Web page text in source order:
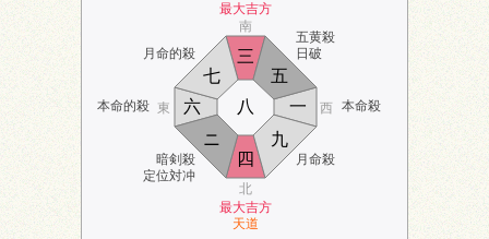
月命的殺
最大吉方
五黄殺
日破
本命的殺 本命殺
暗剣殺
定位対冲
最大吉方
天道
月命殺
南
北
東 西
四
五
六
七
八
九
一
ニ
三